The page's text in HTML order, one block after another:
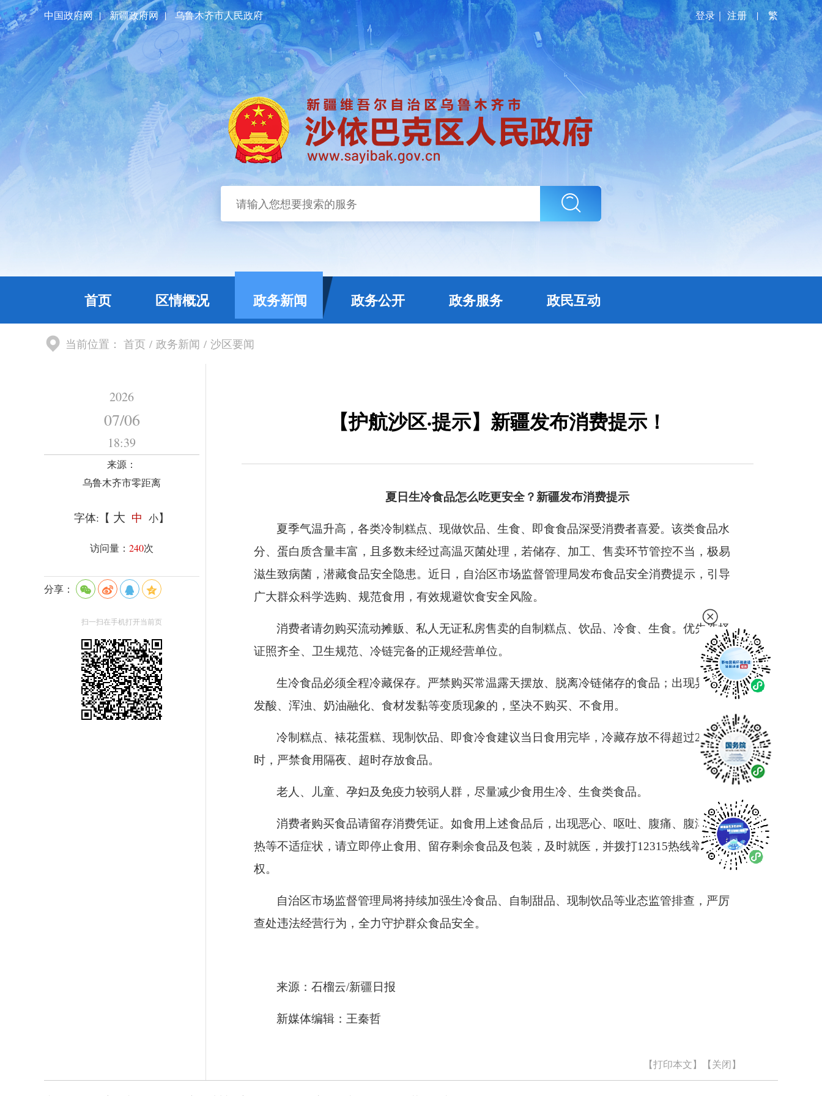
中国政府网 | 新疆政府网 | 乌鲁木齐市人民政府 登录 ｜ 注册 | 繁
首页 区情概况 政务新闻 政务公开 政务服务 政民互动
首页 区情概况 政务新闻 政务公开 政务服务 政民互动
当前位置： 首页 / 政务新闻 / 沙区要闻
2026
07/06
18:39
来源：
乌鲁木齐市零距离
字体:【 大 中 小】
访问量：240次
分享：
扫一扫在手机打开当前页
【护航沙区·提示】新疆发布消费提示！
夏日生冷食品怎么吃更安全？新疆发布消费提示
夏季气温升高，各类冷制糕点、现做饮品、生食、即食食品深受消费者喜爱。该类食品水
分、蛋白质含量丰富，且多数未经过高温灭菌处理，若储存、加工、售卖环节管控不当，极易
滋生致病菌，潜藏食品安全隐患。近日，自治区市场监督管理局发布食品安全消费提示，引导
广大群众科学选购、规范食用，有效规避饮食安全风险。
消费者请勿购买流动摊贩、私人无证私房售卖的自制糕点、饮品、冷食、生食。优先选择
证照齐全、卫生规范、冷链完备的正规经营单位。
生冷食品必须全程冷藏保存。严禁购买常温露天摆放、脱离冷链储存的食品；出现异味、
发酸、浑浊、奶油融化、食材发黏等变质现象的，坚决不购买、不食用。
冷制糕点、裱花蛋糕、现制饮品、即食冷食建议当日食用完毕，冷藏存放不得超过24小
时，严禁食用隔夜、超时存放食品。
老人、儿童、孕妇及免疫力较弱人群，尽量减少食用生冷、生食类食品。
消费者购买食品请留存消费凭证。如食用上述食品后，出现恶心、呕吐、腹痛、腹泻、发
热等不适症状，请立即停止食用、留存剩余食品及包装，及时就医，并拨打12315热线举报维
权。
自治区市场监督管理局将持续加强生冷食品、自制甜品、现制饮品等业态监管排查，严厉
查处违法经营行为，全力守护群众食品安全。
来源：石榴云/新疆日报
新媒体编辑：王秦哲
【打印本文】 【关闭】